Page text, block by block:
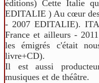
éditions) Cette Italie
EDITALIE ) Au cœur
- 2007 EDITALIE).
France et ailleurs -
les émigrés c'était
livre+CD).
Il est aussi
musiques et de théâtre.